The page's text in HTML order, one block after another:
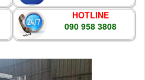
HOTLINE
090 958 3808